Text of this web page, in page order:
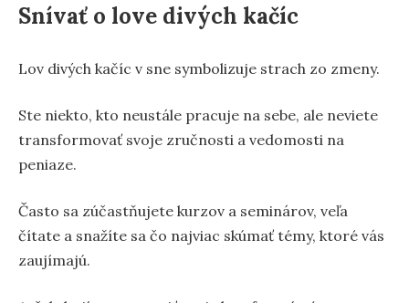
Snívať o love divých kačíc
Lov divých kačíc v sne symbolizuje strach zo zmeny.
Ste niekto, kto neustále pracuje na sebe, ale neviete
transformovať svoje zručnosti a vedomosti na
peniaze.
Často sa zúčastňujete kurzov a seminárov, veľa
čítate a snažíte sa čo najviac skúmať témy, ktoré vás
zaujímajú.